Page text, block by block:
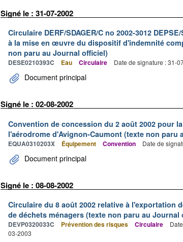
Signé le : 31-07-2002
Circulaire DERF/SDAGER/C no 2002-3012
à la mise en œuvre du dispositif d'indemnité
non paru au Journal officiel)
DESE0210393C Eau Circulaire Date de signature : 31-
Document principal
Signé le : 02-08-2002
Convention de concession du 2 août 2002 pour
l'aérodrome d'Avignon-Caumont (texte non paru
EQUA0310203X Équipement Convention Date de
Document principal
Signé le : 08-08-2002
Circulaire du 8 août 2002 relative à l'exportation
de déchets ménagers (texte non paru au Journal
DEVP0320033C Prévention des risques Circulaire
03-2003